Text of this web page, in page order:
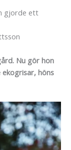
gjorde ett
Nu gör hon
höns